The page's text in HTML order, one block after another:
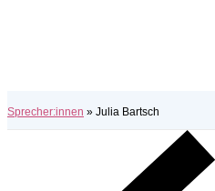
Sprecher:innen » Julia Bartsch